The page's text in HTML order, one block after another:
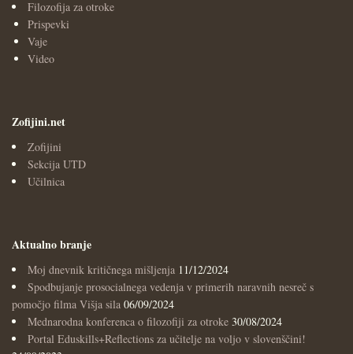
Filozofija za otroke
Prispevki
Vaje
Video
Zofijini.net
Zofijini
Sekcija UTD
Učilnica
Aktualno branje
Moj dnevnik kritičnega mišljenja 11/12/2024
Spodbujanje prosocialnega vedenja v primerih naravnih nesreč s
pomočjo filma Višja sila 06/09/2024
Mednarodna konferenca o filozofiji za otroke 30/08/2024
Portal Eduskills+Reflections za učitelje na voljo v slovenščini!